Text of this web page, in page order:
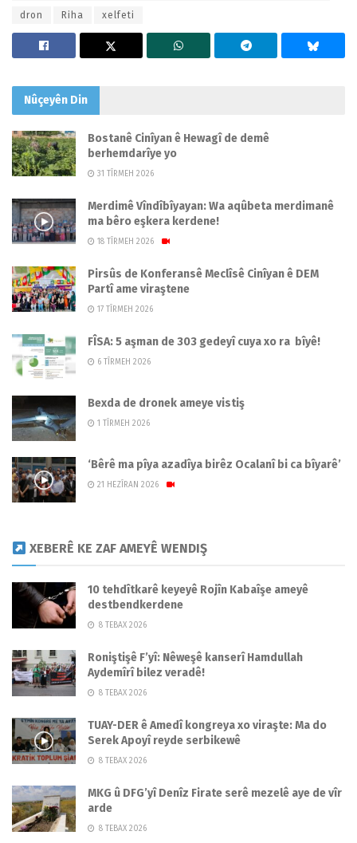
dron Riha xelfeti
Nûçeyên Din
Bostanê Cinîyan ê Hewagî de demê
berhemdarîye yo
31 TÎRMEH 2026
Merdimê Vîndîbîyayan: Wa aqûbeta merdimanê
ma bêro eşkera kerdene!
18 TÎRMEH 2026
Pirsûs de Konferansê Meclîsê Cinîyan ê DEM
Partî ame viraştene
17 TÎRMEH 2026
FÎSA: 5 aşman de 303 gedeyî cuya xo ra bîyê!
6 TÎRMEH 2026
Bexda de dronek ameye vistiş
1 TÎRMEH 2026
‘Bêrê ma pîya azadîya birêz Ocalanî bi ca bîyarê’
21 HEZÎRAN 2026
XEBERÊ KE ZAF AMEYÊ WENDIŞ
10 tehdîtkarê keyeyê Rojîn Kabaîşe ameyê
destbendkerdene
8 TEBAX 2026
Roniştişê F’yî: Nêweşê kanserî Hamdullah
Aydemîrî bilez veradê!
8 TEBAX 2026
TUAY-DER ê Amedî kongreya xo viraşte: Ma do
Serek Apoyî reyde serbikewê
8 TEBAX 2026
MKG û DFG’yî Denîz Firate serê mezelê aye de vîr
arde
8 TEBAX 2026